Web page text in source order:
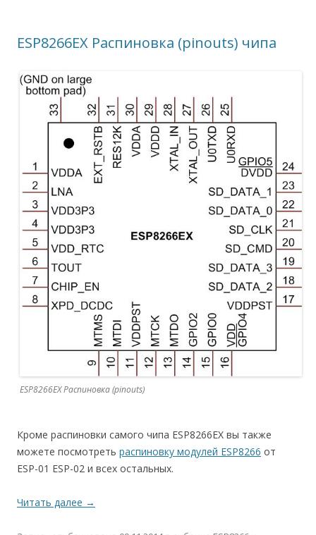
ESP8266EX Распиновка (pinouts) чипа
ESP8266EX Распиновка (pinouts)
Кроме распиновки самого чипа ESP8266EX вы также
можете посмотреть распиновку модулей ESP8266 от
ESP-01 ESP-02 и всех остальных.
Читать далее →